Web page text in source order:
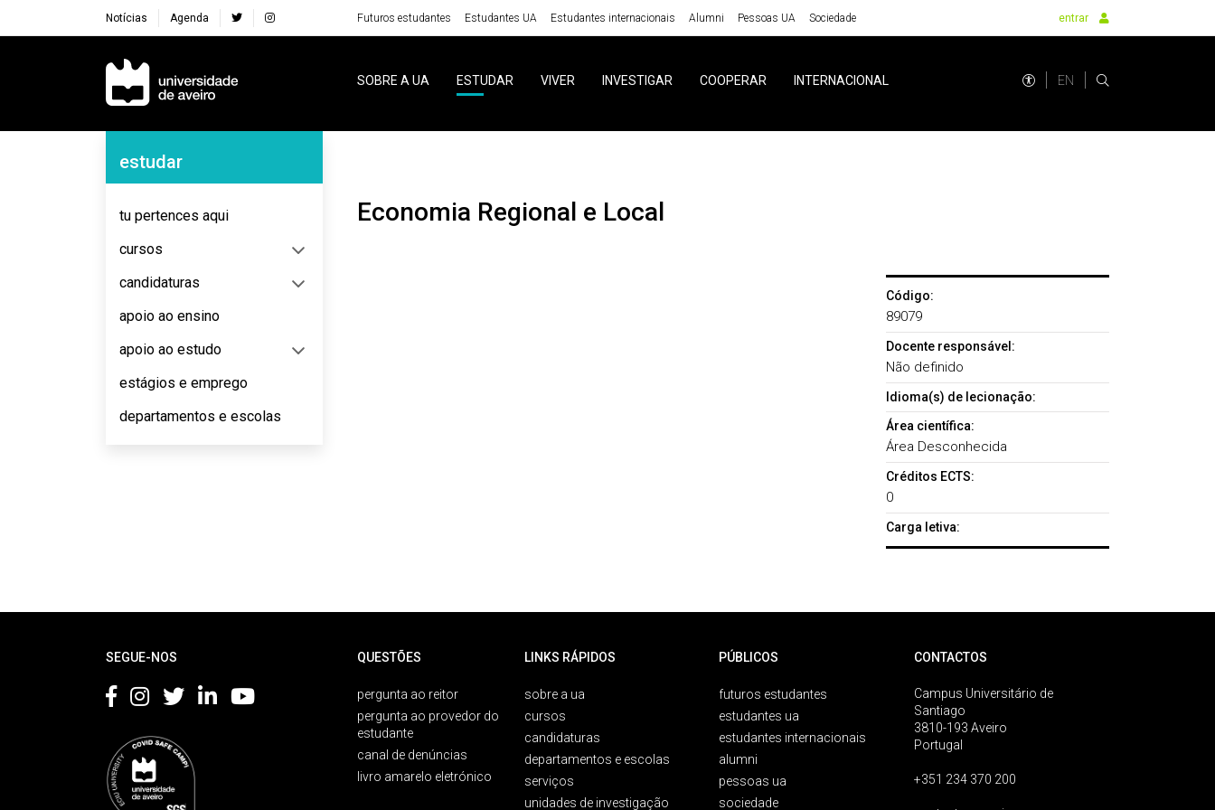
Notícias Agenda Futuros estudantes Estudantes UA Estudantes internacionais Alumni Pessoas UA Sociedade entrar
Navegação Principal
SOBRE A UA ESTUDAR VIVER INVESTIGAR COOPERAR INTERNACIONAL EN
Navegação Lateral
estudar
tu pertences aqui
cursos
candidaturas
apoio ao ensino
apoio ao estudo
estágios e emprego
departamentos e escolas
Economia Regional e Local
Código:
89079
Docente responsável:
Não definido
Idioma(s) de lecionação:
Área científica:
Área Desconhecida
Créditos ECTS:
0
Carga letiva:
SEGUE-NOS QUESTÕES
pergunta ao reitor
pergunta ao provedor do
estudante
canal de denúncias
livro amarelo eletrónico
LINKS RÁPIDOS
sobre a ua
cursos
candidaturas
departamentos e escolas
serviços
unidades de investigação
PÚBLICOS
futuros estudantes
estudantes ua
estudantes internacionais
alumni
pessoas ua
sociedade
CONTACTOS
Campus Universitário de
Santiago
3810-193 Aveiro
Portugal
+351 234 370 200